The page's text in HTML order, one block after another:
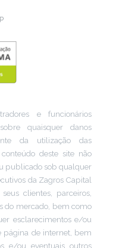
e funcionários
quaisquer danos
da utilização das
deste site não
publicado sob qualquer
da Zagros Capital
clientes, parceiros,
do mercado, bem como
esclarecimentos e/ou
página de internet, bem
e/ou eventuais outros